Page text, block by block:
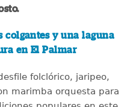
colgantes y una laguna
en El Palmar
folclórico, jaripeo,
marimba orquesta para